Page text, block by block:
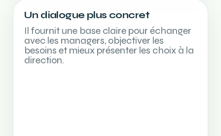
Un dialogue plus concret
Il fournit une base claire pour échanger
avec les managers, objectiver les
besoins et mieux présenter les choix à la
direction.